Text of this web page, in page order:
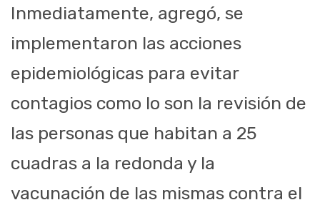
Inmediatamente, agregó, se
implementaron las acciones
epidemiológicas para evitar
contagios como lo son la revisión de
las personas que habitan a 25
cuadras a la redonda y la
vacunación de las mismas contra el